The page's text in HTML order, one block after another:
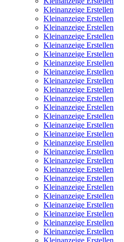
Kleinanzeige Erstellen
Kleinanzeige Erstellen
Kleinanzeige Erstellen
Kleinanzeige Erstellen
Kleinanzeige Erstellen
Kleinanzeige Erstellen
Kleinanzeige Erstellen
Kleinanzeige Erstellen
Kleinanzeige Erstellen
Kleinanzeige Erstellen
Kleinanzeige Erstellen
Kleinanzeige Erstellen
Kleinanzeige Erstellen
Kleinanzeige Erstellen
Kleinanzeige Erstellen
Kleinanzeige Erstellen
Kleinanzeige Erstellen
Kleinanzeige Erstellen
Kleinanzeige Erstellen
Kleinanzeige Erstellen
Kleinanzeige Erstellen
Kleinanzeige Erstellen
Kleinanzeige Erstellen
Kleinanzeige Erstellen
Kleinanzeige Erstellen
Kleinanzeige Erstellen
Kleinanzeige Erstellen